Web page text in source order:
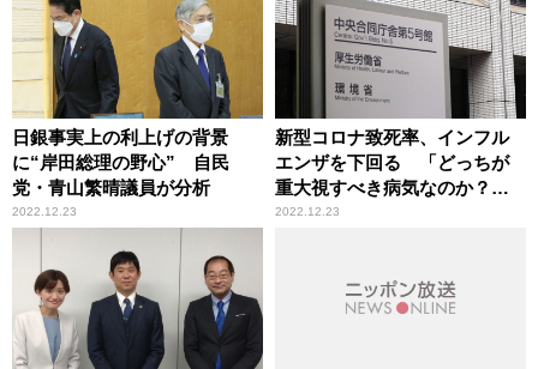
ックソン」
ノサトリ』
日銀事実上の利上げの背景
に“岸田総理の野心” 自民
党・青山繁晴議員が分析
2022.12.23
新型コロナ致死率、インフル
エンザを下回る 「どっちが
重大視すべき病気なのか？」
辛坊治郎が持論
2022.12.23